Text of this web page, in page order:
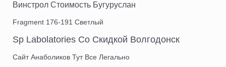
Винстрол Стоимость Бугуруслан
Fragment 176-191 Светлый
Sp Labolatories Со Скидкой Волгодонск
Сайт Анаболиков Тут Все Легально